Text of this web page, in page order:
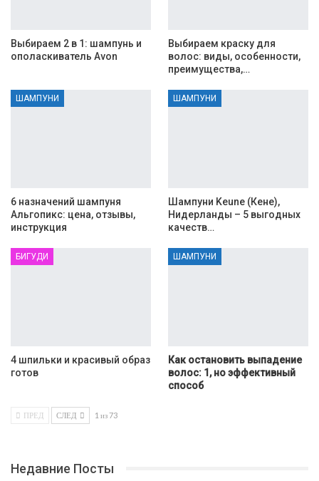
Выбираем 2 в 1: шампунь и
ополаскиватель Avon
Выбираем краску для
волос: виды, особенности,
преимущества,…
ШАМПУНИ
6 назначений шампуня
Альгопикс: цена, отзывы,
инструкция
ШАМПУНИ
Шампуни Keune (Кене),
Нидерланды – 5 выгодных
качеств…
БИГУДИ
4 шпильки и красивый образ
готов
ШАМПУНИ
Как остановить выпадение
волос: 1, но эффективный
способ
ПРЕД СЛЕД 1 из 73
Недавние Посты